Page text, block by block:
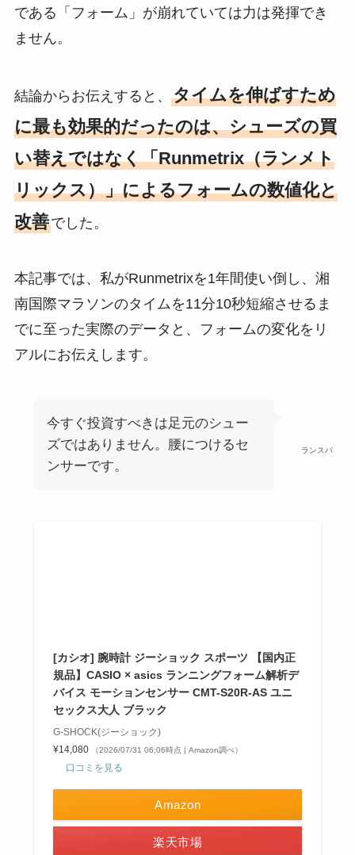
である「フォーム」が崩れていては力は発揮でき
ません。
結論からお伝えすると、 タイムを伸ばすため
に最も効果的だったのは、シューズの買
い替えではなく「Runmetrix（ランメト
リックス）」によるフォームの数値化と
改善でした。
本記事では、私がRunmetrixを1年間使い倒し、湘
南国際マラソンのタイムを11分10秒短縮させるま
でに至った実際のデータと、フォームの変化をリ
アルにお伝えします。
ランスパ
今すぐ投資すべきは足元のシュー
ズではありません。腰につけるセ
ンサーです。
[カシオ] 腕時計 ジーショック スポーツ 【国内正
規品】CASIO × asics ランニングフォーム解析デ
バイス モーションセンサー CMT-S20R-AS ユニ
セックス大人 ブラック
G-SHOCK(ジーショック)
¥14,080
（2026/07/31 06:06時点 | Amazon調べ）
口コミを見る
Amazon
楽天市場